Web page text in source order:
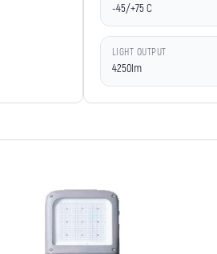
-45/+75 C
LIGHT OUTPUT
4250lm